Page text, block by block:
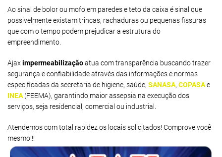
Ao sinal de bolor ou mofo em paredes e teto da caixa é sinal que
possivelmente existam trincas, rachaduras ou pequenas fissuras
que com o tempo podem prejudicar a estrutura do
empreendimento.
Ajaximpermeabilizaçãoatua com transparência buscando trazer
segurança e confiabilidade através das informações e normas
especificadas da secretaria de higiene, saúde, SANASA, COPASAe
INEA (FEEMA), garantindo maior assepsia na execução dos
serviços, seja residencial, comercial ou industrial.
Atendemos com total rapidez os locais solicitados! Comprove você
mesmo!!!